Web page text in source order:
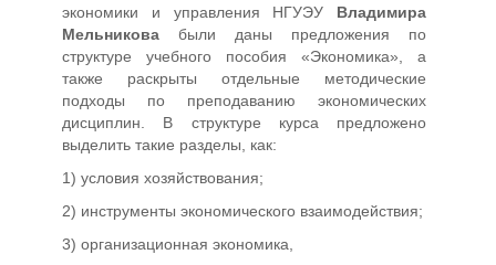
экономики и управления НГУЭУ Владимира
Мельникова были даны предложения по
структуре учебного пособия «Экономика», а
также раскрыты отдельные методические
подходы по преподаванию экономических
дисциплин. В структуре курса предложено
выделить такие разделы, как:
1) условия хозяйствования;
2) инструменты экономического взаимодействия;
3) организационная экономика,